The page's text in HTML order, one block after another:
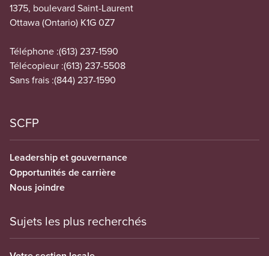
1375, boulevard Saint-Laurent
Ottawa (Ontario) K1G 0Z7
Téléphone :(613) 237-1590
Télécopieur :(613) 237-5508
Sans frais :(844) 237-1590
SCFP
Leadership et gouvernance
Opportunités de carrière
Nous joindre
Sujets les plus recherchés